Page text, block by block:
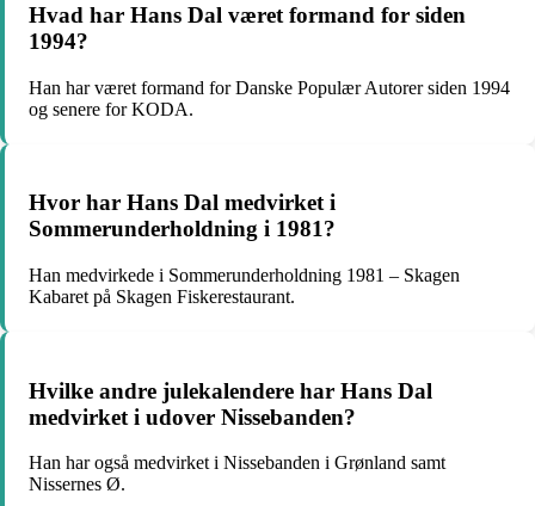
Hvad har Hans Dal været formand for siden
1994?
Han har været formand for Danske Populær Autorer siden 1994
og senere for KODA.
Hvor har Hans Dal medvirket i
Sommerunderholdning i 1981?
Han medvirkede i Sommerunderholdning 1981 – Skagen
Kabaret på Skagen Fiskerestaurant.
Hvilke andre julekalendere har Hans Dal
medvirket i udover Nissebanden?
Han har også medvirket i Nissebanden i Grønland samt
Nissernes Ø.